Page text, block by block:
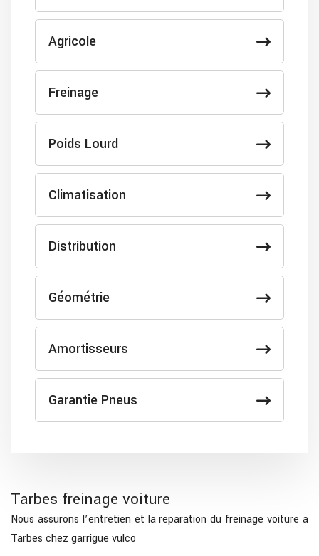
Agricole
Freinage
Poids Lourd
Climatisation
Distribution
Géométrie
Amortisseurs
Garantie Pneus
Tarbes freinage voiture
Nous assurons l’entretien et la reparation du freinage voiture a
Tarbes chez garrigue vulco